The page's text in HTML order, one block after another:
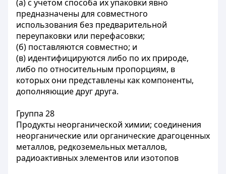
(а) с учетом способа их упаковки явно
предназначены для совместного
использования без предварительной
переупаковки или перефасовки;
(б) поставляются совместно; и
(в) идентифицируются либо по их природе,
либо по относительным пропорциям, в
которых они представлены как компоненты,
дополняющие друг друга.
Группа 28
Продукты неорганической химии; соединения
неорганические или органические драгоценных
металлов, редкоземельных металлов,
радиоактивных элементов или изотопов